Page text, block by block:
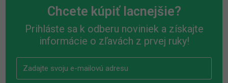
Chcete kúpiť lacnejšie?
Prihláste sa k odberu noviniek a získajte
informácie o zľavách z prvej ruky!